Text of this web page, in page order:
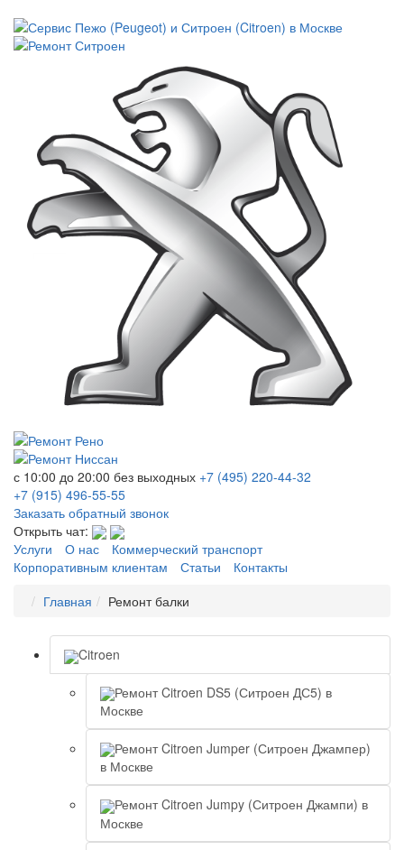
с 10:00 до 20:00 без выходных +7 (495) 220-44-32
+7 (915) 496-55-55
Заказать обратный звонок
Открыть чат:
Услуги
О нас
Коммерческий транспорт
Корпоративным клиентам
Статьи
Контакты
Главная
Ремонт балки
Citroen
Ремонт Citroen DS5 (Ситроен ДС5) в
Москве
Ремонт Citroen Jumper (Ситроен Джампер)
в Москве
Ремонт Citroen Jumpy (Ситроен Джампи) в
Москве